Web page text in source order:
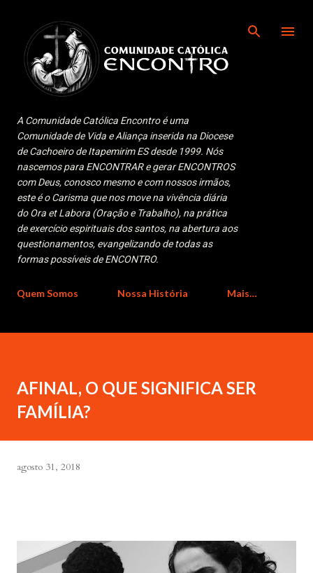
A Comunidade Católica Encontro é uma
Comunidade de Vida e Aliança inserida na Diocese
de Cachoeiro de Itapemirim ES desde 1999. Nós
nascemos para ENCONTRAR e gerar ENCONTROS
com Deus, conosco mesmo e com nossos irmãos,
este é o Carisma que nos move na vivência diária
do Ora et Labora (Oração e Trabalho), na prática
de exercício espirituais dos santos, na abertura aos
questionamentos, evangelizando de todas as
formas possíveis de ENCONTRO.
Quem Somos Nossa História Mais…
AFINAL, O QUE SIGNIFICA SER
FAMÍLIA?
agosto 31, 2018